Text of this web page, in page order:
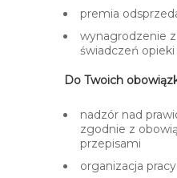
premia
wynagrodzenie z
świadczeń
Do Twoich
nadzór nad
zgodnie z
przepisami​
organizacja